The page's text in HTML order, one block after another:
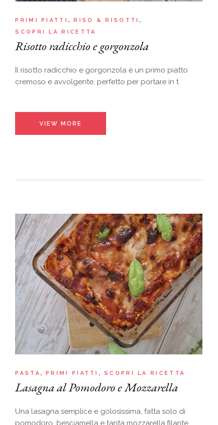
PRIMI PIATTI
RISO & RISOTTI
SCOPRI LA RICETTA
Risotto radicchio e gorgonzola
Il risotto radicchio e gorgonzola è un primo piatto
cremoso e avvolgente, perfetto per portare in t
VIEW MORE
PASTA PRIMI PIATTI SCOPRI LA RICETTA
Lasagna al Pomodoro e Mozzarella
Una lasagna semplice e golosissima, fatta solo di
pomodoro, besciamella e tanta mozzarella filante.